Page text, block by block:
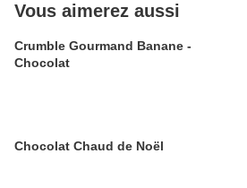
Vous aimerez aussi
Crumble Gourmand Banane -
Chocolat
Chocolat Chaud de Noël